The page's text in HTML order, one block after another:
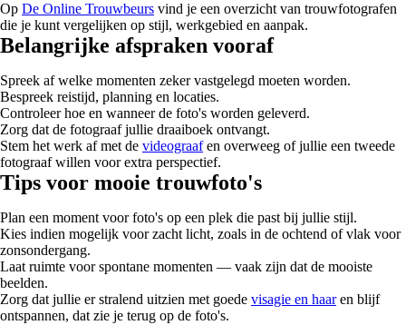
Op De Online Trouwbeurs vind je een overzicht van trouwfotografen
die je kunt vergelijken op stijl, werkgebied en aanpak.
Belangrijke afspraken vooraf
Spreek af welke momenten zeker vastgelegd moeten worden.
Bespreek reistijd, planning en locaties.
Controleer hoe en wanneer de foto's worden geleverd.
Zorg dat de fotograaf jullie draaiboek ontvangt.
Stem het werk af met de videograafen overweeg of jullie een tweede
fotograaf willen voor extra perspectief.
Tips voor mooie trouwfoto's
Plan een moment voor foto's op een plek die past bij jullie stijl.
Kies indien mogelijk voor zacht licht, zoals in de ochtend of vlak voor
zonsondergang.
Laat ruimte voor spontane momenten — vaak zijn dat de mooiste
beelden.
Zorg dat jullie er stralend uitzien met goede visagie en haaren blijf
ontspannen, dat zie je terug op de foto's.